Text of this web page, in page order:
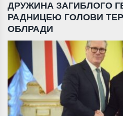
ДРУЖИНА ЗАГИБЛОГО
РАДНИЦЕЮ ГОЛОВИ
ОБЛРАДИ